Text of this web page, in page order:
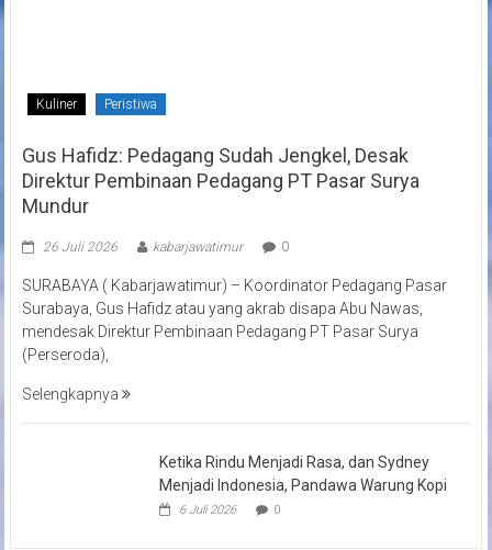
Kuliner Peristiwa
Gus Hafidz: Pedagang Sudah Jengkel, Desak
Direktur Pembinaan Pedagang PT Pasar Surya
Mundur
26 Juli 2026 kabarjawatimur 0
SURABAYA ( Kabarjawatimur) – Koordinator Pedagang Pasar
Surabaya, Gus Hafidz atau yang akrab disapa Abu Nawas,
mendesak Direktur Pembinaan Pedagang PT Pasar Surya
(Perseroda),
Selengkapnya
Ketika Rindu Menjadi Rasa, dan Sydney
Menjadi Indonesia, Pandawa Warung Kopi
6 Juli 2026 0